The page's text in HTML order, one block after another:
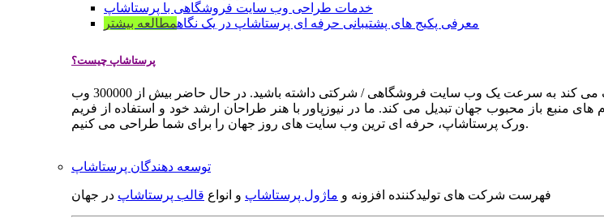
خدمات طراحی وب سایت فروشگاهی با پرستاشاپ
معرفی پکیج های پشتیبانی حرفه ای پرستاشاپ در یک نگاهمطالعه بیشتر
پرستاشاپ چیست؟
پرستاشاپ یک سیستم مدیریت وب سایت / فروشگاه آنلاین اپن سورس است که به شما کمک می کند به سرعت یک وب سایت فروشگاهی / شرکتی داشته باشید. در حال حاضر بیش از 300000 وب
منبع باز محبوب جهان تبدیل می کند. ما در نیوزپاور با هنر طراحان ارشد خود و استفاده از فریم
ورک پرستاشاپ، حرفه ای ترین وب سایت های روز جهان را برای شما طراحی می کنیم.
توسعه دهندگان پرستاشاپ
فهرست شرکت های تولیدکننده افزونه و ماژول پرستاشاپ و انواع قالب پرستاشاپ در جهان